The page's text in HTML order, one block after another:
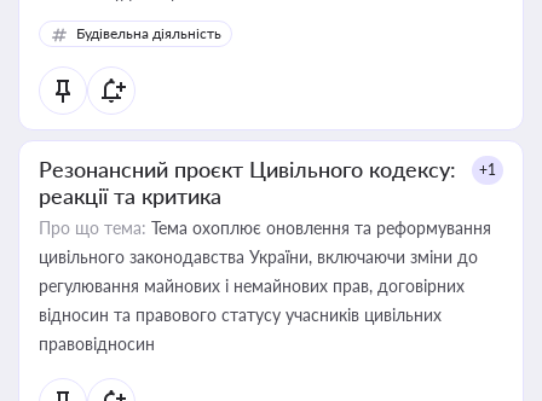
Будівельна діяльність
Резонансний проєкт Цивільного кодексу:
реакції та критика
+1
Про що тема: Тема охоплює оновлення та реформування
цивільного законодавства України, включаючи зміни до
регулювання майнових і немайнових прав, договірних
відносин та правового статусу учасників цивільних
правовідносин